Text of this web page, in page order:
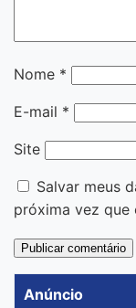
Nome *
E-mail *
Site
Salvar meus
próxima vez que
Anúncio